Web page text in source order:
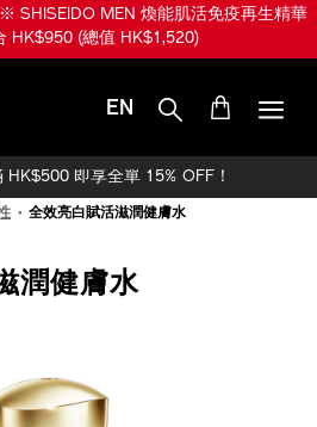
SHISEIDO MEN 煥能肌活免疫再生精華
HK$950 (總值 HK$1,520)
EN
即享全單 15% OFF！
全效亮白賦活滋潤健膚水
潤健膚水